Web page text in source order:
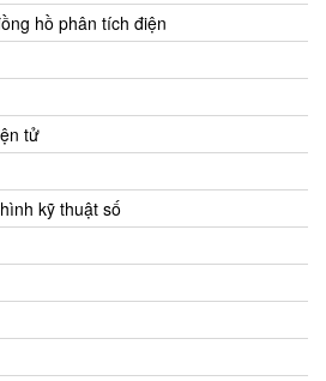
hồ phân tích điện
tử
kỹ thuật số